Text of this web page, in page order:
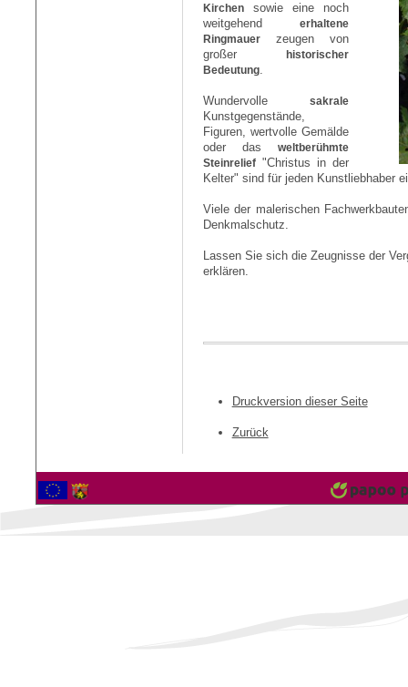
Kirchen sowie eine noch
weitgehend erhaltene
Ringmauer zeugen von
großer
historischer
Bedeutung.
Wundervolle sakrale
Kunstgegenstände,
Figuren, wertvolle Gemälde
oder das weltberühmte
Steinrelief "Christus in der
Kelter" sind für jeden Kunstliebhaber
Viele der malerischen
Denkmalschutz.
Lassen Sie sich die Zeugnisse der
erklären.
Druckversion dieser Seite
Zurück